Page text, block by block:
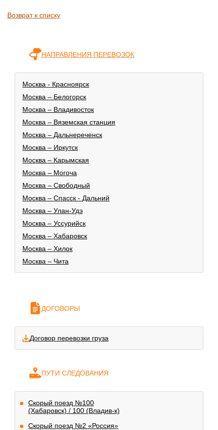
Возврат к списку
НАПРАВЛЕНИЯ ПЕРЕВОЗОК
Москва - Красноярск
Москва – Белогорск
Москва – Владивосток
Москва – Вяземская станция
Москва – Дальнереченск
Москва – Иркутск
Москва – Карымская
Москва – Могоча
Москва – Свободный
Москва – Спасск - Дальний
Москва – Улан-Удэ
Москва – Уссурийск
Москва – Хабаровск
Москва – Хилок
Москва – Чита
ДОГОВОРЫ
Договор перевозки груза
ПУТИ СЛЕДОВАНИЯ
Скорый поезд №100
(Хабаровск) / 100 (Владив-к)
Скорый поезд №2 «Россия»